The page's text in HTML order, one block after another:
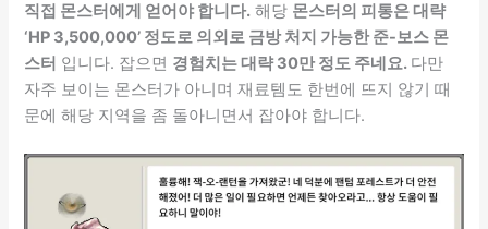
직접 몬스터에게 얻어야 합니다. 해당 몬스터의 피통은 대략
‘HP 3,500,000’ 정도로 의외로 금방 처지 가능한 준-보스 몬
스터 입니다. 잡으면 경험치는 대략 30만 정도 주네요. 다만
자주 보이는 몬스터가 아니며 재료템도 한번에 뜨지 않기 때
문에 해당 지역을 좀 돌아니면서 잡아야 합니다.